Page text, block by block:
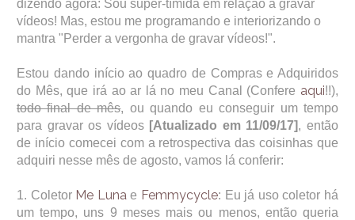
dizendo agora: Sou super-tímida em relação a gravar
vídeos! Mas, estou me programando e interiorizando o
mantra "Perder a vergonha de gravar vídeos!".
Estou dando início ao quadro de Compras e Adquiridos
do Mês, que irá ao ar lá no meu Canal (Confere aqui!!),
todo final de mês, ou quando eu conseguir um tempo
para gravar os vídeos [Atualizado em 11/09/17], então
de início comecei com a retrospectiva das coisinhas que
adquiri nesse mês de agosto, vamos lá conferir:
1. Coletor Me Luna e Femmycycle: Eu já uso coletor há
um tempo, uns 9 meses mais ou menos, então queria